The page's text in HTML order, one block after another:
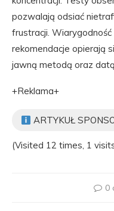
pozwalają odsiać
frustracji.
rekomendacje opierają
jawną metodą oraz
+Reklama+
ARTYKUŁ
(Visited 12 times, 1
0